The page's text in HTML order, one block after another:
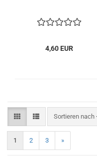
4,60 EUR
Sortieren nach
Sortieren nach
1 2 3 »